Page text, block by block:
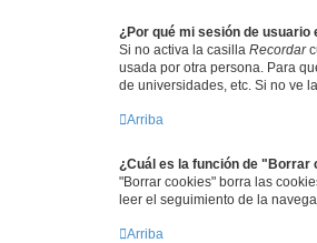
¿Por qué mi sesión de
Si no activa la casilla Recordar
usada por otra persona. Para
de universidades, etc. Si no ve
Arriba
¿Cuál es la función de "Borrar
"Borrar cookies" borra las
leer el seguimiento de la
Arriba